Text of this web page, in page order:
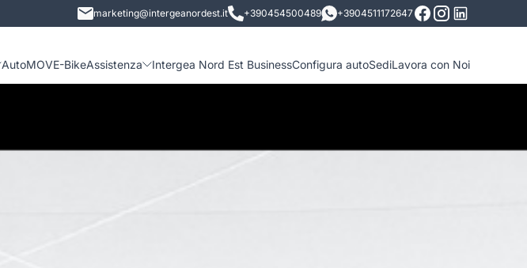
marketing@intergeanordest.it +390454500489 +3904511172647
AutoMOVE-BikeAssistenza Intergea Nord Est BusinessConfigura autoSediLavora con Noi